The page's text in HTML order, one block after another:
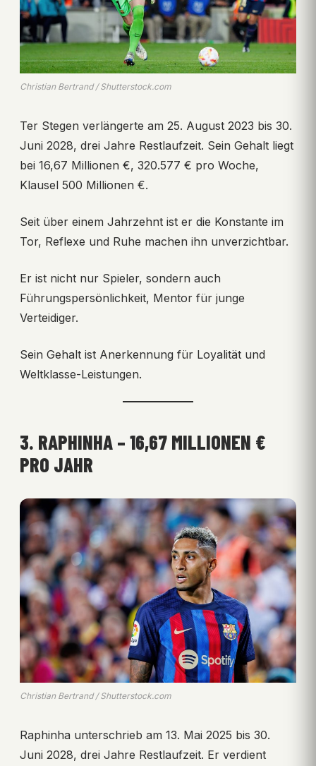
Christian Bertrand / Shutterstock.com
Ter Stegen verlängerte am 25. August 2023 bis 30.
Juni 2028, drei Jahre Restlaufzeit. Sein Gehalt liegt
bei 16,67 Millionen €, 320.577 € pro Woche,
Klausel 500 Millionen €.
Seit über einem Jahrzehnt ist er die Konstante im
Tor, Reflexe und Ruhe machen ihn unverzichtbar.
Er ist nicht nur Spieler, sondern auch
Führungspersönlichkeit, Mentor für junge
Verteidiger.
Sein Gehalt ist Anerkennung für Loyalität und
Weltklasse-Leistungen.
3. RAPHINHA – 16,67 MILLIONEN €
PRO JAHR
Christian Bertrand / Shutterstock.com
Raphinha unterschrieb am 13. Mai 2025 bis 30.
Juni 2028, drei Jahre Restlaufzeit. Er verdient